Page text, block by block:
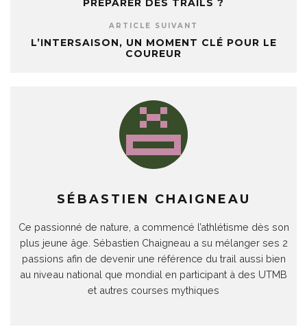
PRÉPARER DES TRAILS ?
ARTICLE SUIVANT
L’INTERSAISON, UN MOMENT CLÉ POUR LE
COUREUR
SÉBASTIEN CHAIGNEAU
Ce passionné de nature, a commencé l’athlétisme dès son
plus jeune âge. Sébastien Chaigneau a su mélanger ses 2
passions afin de devenir une référence du trail aussi bien
au niveau national que mondial en participant à des UTMB
et autres courses mythiques